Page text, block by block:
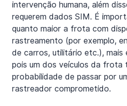
intervenção humana, além
requerem dados SIM. É
quanto maior a frota com
rastreamento (por exemplo,
de carros, utilitário etc.), mais
pois um dos veículos da frota
probabilidade de passar por
rastreador comprometido.